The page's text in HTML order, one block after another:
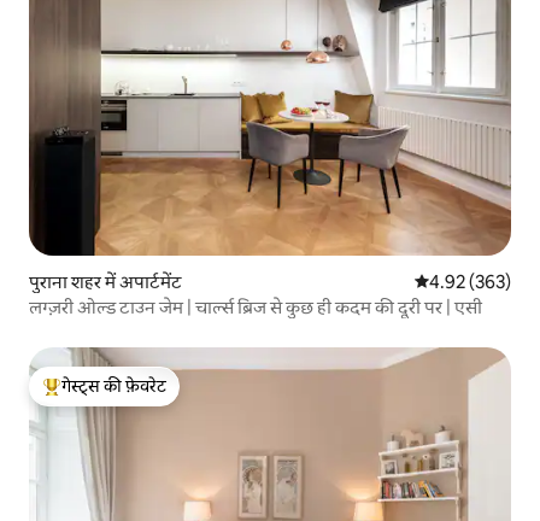
पुराना शहर में अपार्टमेंट औसत रेटिंग 5 में से
4.92 (363)
लग्ज़री ओल्ड टाउन जेम | चार्ल्स ब्रिज से कुछ ही कदम की दूरी पर | एसी
गेस्ट्स का टॉप फ़ेवरेट
गेस्ट्स की फ़ेवरेट